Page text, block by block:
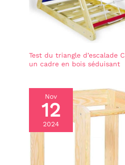
Test du triangle d’escalade
un cadre en bois séduisant
Nov
12
2024